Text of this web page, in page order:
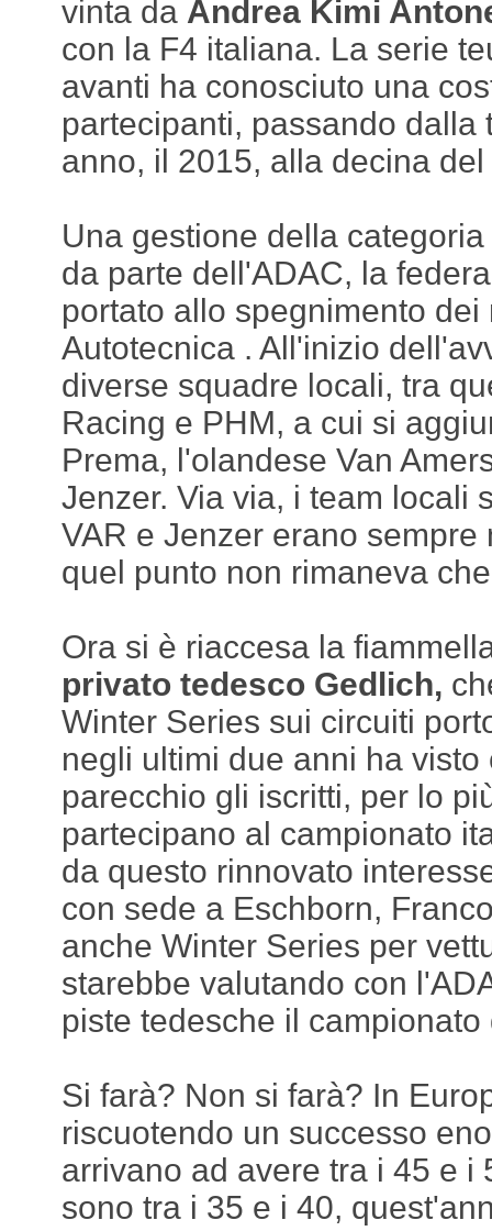
vinta da Andrea Kimi
con la F4 italiana. La serie
avanti ha conosciuto una
partecipanti, passando dalla
anno, il 2015, alla decina
Una gestione della
da parte dell'ADAC, la
portato allo spegnimento dei
Autotecnica . All'inizio
diverse squadre locali, tra
Racing e PHM, a cui si
Prema, l'olandese Van
Jenzer. Via via, i team locali
VAR e Jenzer erano sempre
quel punto non rimaneva
Ora si è riaccesa la
privato tedesco Gedlich,
Winter Series sui circuiti
negli ultimi due anni ha visto
parecchio gli iscritti, per lo
partecipano al campionato
da questo rinnovato
con sede a Eschborn,
anche Winter Series per
starebbe valutando con
piste tedesche il
Si farà? Non si farà? In
riscuotendo un successo
arrivano ad avere tra i 45 e i
sono tra i 35 e i 40,